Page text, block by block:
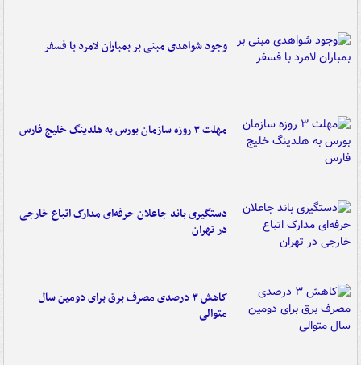
وجود شواهدی مبنی بر بمباران لامرد با فسفر
مهلت ۳ روزه سازمان بورس به هلدینگ خلیج فارس
دستگیری باند جاعلان حرفه‌ای مدارک اتباع خارجی
در تهران
کاهش ۳ درصدی مصرف برق برای دومین سال
متوالی